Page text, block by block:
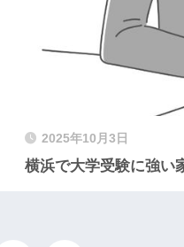
2025年10月3日
横浜で大学受験に強い